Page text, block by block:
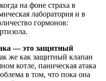
на фоне страха в
лаборатория и в
гормонов:
— это защитный
же как защитный клапан
котле, паническая атака
в том, что пока она